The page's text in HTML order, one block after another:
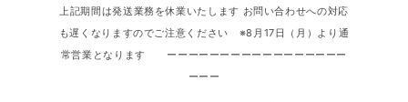
上記期間は発送業務を休業いたします お問い合わせへの対応
も遅くなりますのでご注意ください ※8月17日（月）より通
常営業となります ーーーーーーーーーーーーーーーーー
ーーー